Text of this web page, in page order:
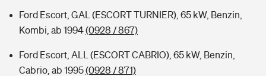
Ford Escort, GAL (ESCORT TURNIER), 65 kW, Benzin,
Kombi, ab 1994(0928 / 867)
Ford Escort, ALL (ESCORT CABRIO), 65 kW, Benzin,
Cabrio, ab 1995(0928 / 871)